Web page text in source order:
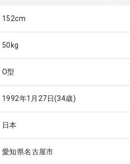
152cm
50kg
O型
1992年1月27日(34歳)
日本
愛知県名古屋市